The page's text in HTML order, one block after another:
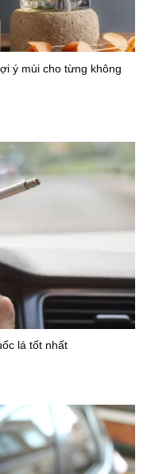
ý mùi cho từng không
lá tốt nhất